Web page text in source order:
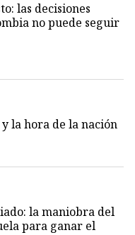
las decisiones
no puede seguir
la hora de la nación
la maniobra del
para ganar el